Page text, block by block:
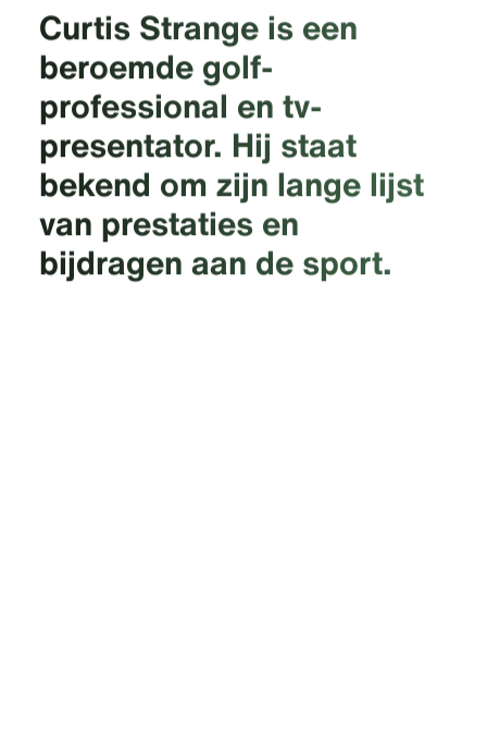
Curtis Strange is een
beroemde golf­
professional en tv-
presentator. Hij staat
bekend om zijn lange lijst
van prestaties en
bijdragen aan de sport.